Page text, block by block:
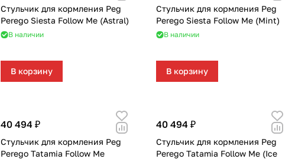
Стульчик для кормления Peg
Perego Siesta Follow Me (Astral)
В наличии
В корзину
Стульчик для кормления Peg
Perego Siesta Follow Me (Mint)
В наличии
В корзину
40 494 ₽
Стульчик для кормления Peg
Perego Tatamia Follow Me
40 494 ₽
Стульчик для кормления Peg
Perego Tatamia Follow Me (Ice